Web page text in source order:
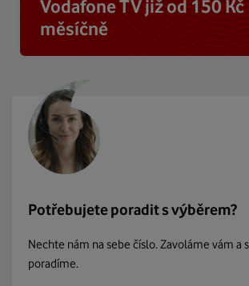
Vodafone TV již od 150 Kč
měsíčně
Potřebujete poradit s výběrem?
Nechte nám na sebe číslo. Zavoláme vám a
poradíme.